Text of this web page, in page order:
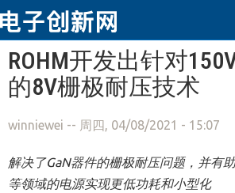
跳转到主要内容
ROHM开发出针对
的8V栅极耐压技术
winniewei -- 周四, 04/08/2021 - 15:07
解决了GaN器件的栅极耐压问题，并有
等领域的电源实现更低功耗和小型化